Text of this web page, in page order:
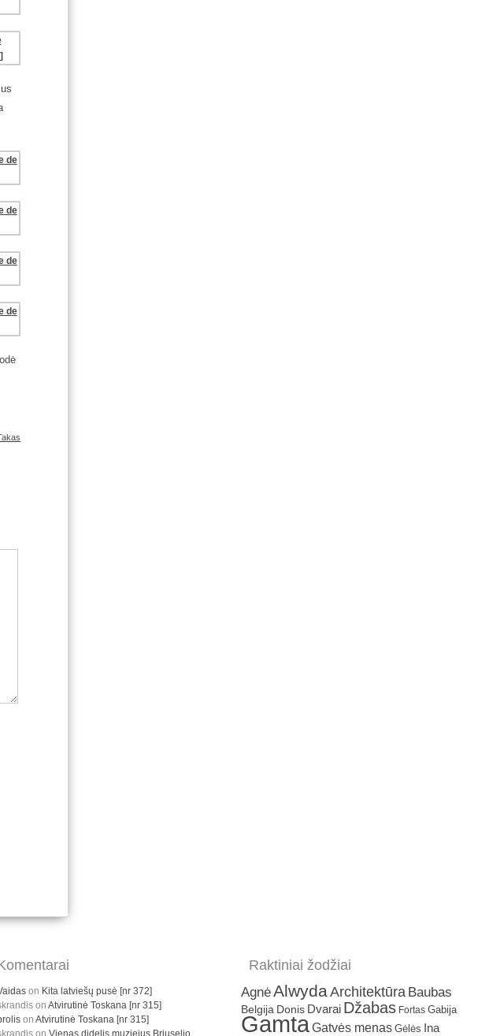
on Kita latviešų pusė [nr 372]
onAtvirutinė Toskana [nr 315]
onAtvirutinė Toskana [nr 315]
onVienas didelis muziejus Briuselio
Raktiniai žodžiai
AgnėAlwydaArchitektūra Baubas
Belgija Donis Dvarai Džabas Fortas Gabija
GamtaGatvės menas Gėlės Ina